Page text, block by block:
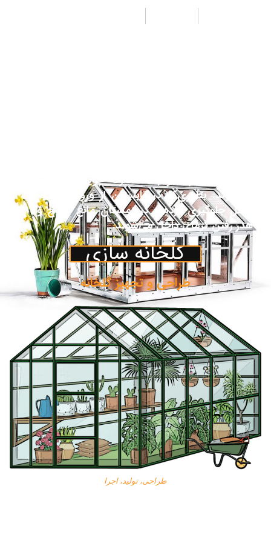
برای شیشه بوده و باعث صرفه جویی در انرژی
می‌شوند. بطوری‌که در تابستان از ورود گرما به
داخل جلوگیری کرده و در زمستان مانع خروج و
هدر رفتن گرمای داخل می‌شوند.
گلخانه سازی
طراحی و تجهیز گلخانه
طراحی، تولید، اجرا